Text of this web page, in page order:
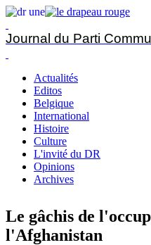
Journal du Parti
Actualités
Editos
Belgique
International
Histoire
Culture
L'invité du DR
Opinions
Archives
Le gâchis de
l'Afghanistan